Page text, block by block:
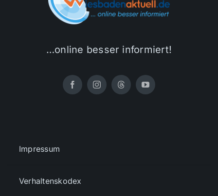
…online besser informiert!
Impressum
Verhaltenskodex